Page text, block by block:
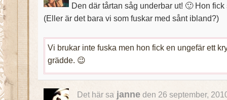
Den där tårtan såg underbar ut! 🙂 Hon
(Eller är det bara vi som fuskar med sånt ibland?)
Vi brukar inte fuska men hon fick en ungefär ett
grädde. 😉
Det här sa janneden 26 september,